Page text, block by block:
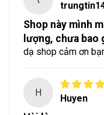
Shop này mình
lượng, chưa bao
dạ shop cảm ơn
H
Huyen